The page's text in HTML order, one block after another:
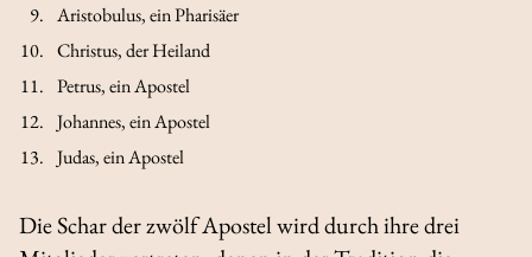
Aristobulus, ein Pharisäer
Christus, der Heiland
Petrus, ein Apostel
Johannes, ein Apostel
Judas, ein Apostel
Die Schar der zwölf Apostel wird durch ihre drei